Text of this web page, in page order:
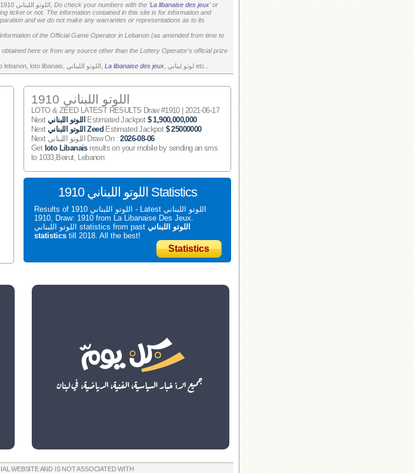
Do check your numbers with the 'La libanaise des jeux' or
ticket or not. The information contained in this site is for information and
and we do not make any warranties or representations as to its
of the Official Game Operator in Lebanon (as amended from time to
here or from any source other than the Lottery Operator’s official prize
La libanaise des jeux , لوتو لبناني etc..
اللوتو اللبناني 1910
LOTO & ZEED LATEST RESULTS Draw #1910 | 2021-06-17
Next اللوتو اللبناني Estimated Jackpot $ 1,900,000,000
Next
اللوتو اللبناني Zeed Estimated Jackpot $ 25000000
Next اللوتو اللبناني Draw On :2026-08-06
Get loto Libanaisresults on your mobile by sending an sms
to 1033,Beirut, Lebanon
اللوتو اللبناني 1910 Statistics
Results of اللوتو اللبناني 1910 - Latest اللوتو اللبناني
1910, Draw: 1910 from La Libanaise Des Jeux.
اللوتو اللبناني statistics from past اللوتو اللبناني
statistics till 2018. All the best!
Statistics
WEBSITE AND IS NOT ASSOCIATED WITH